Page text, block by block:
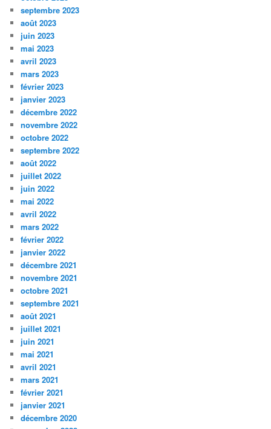
septembre 2023
août 2023
juin 2023
mai 2023
avril 2023
mars 2023
février 2023
janvier 2023
décembre 2022
novembre 2022
octobre 2022
septembre 2022
août 2022
juillet 2022
juin 2022
mai 2022
avril 2022
mars 2022
février 2022
janvier 2022
décembre 2021
novembre 2021
octobre 2021
septembre 2021
août 2021
juillet 2021
juin 2021
mai 2021
avril 2021
mars 2021
février 2021
janvier 2021
décembre 2020